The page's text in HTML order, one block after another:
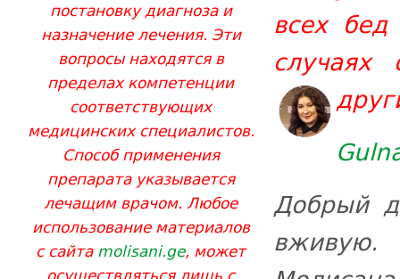
постановку диагноза и
назначение лечения. Эти
вопросы находятся в
пределах компетенции
соответствующих
медицинских специалистов.
Способ применения
препарата указывается
лечащим врачом. Любое
использование материалов
с сайтаmolisani.ge, может
всех
Добрый